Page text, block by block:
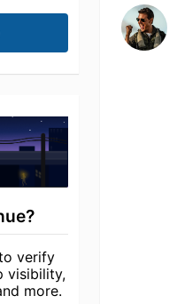
verify
visibility,
more.